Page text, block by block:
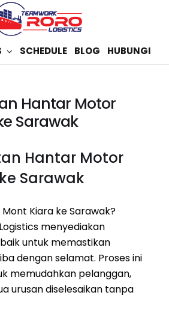
SCHEDULE BLOG HUBUNGI
Hantar Motor
Sarawak
Hantar Motor
Sarawak
Kiara ke Sarawak?
menyediakan
untuk memastikan
dengan selamat. Proses ini
memudahkan pelanggan,
urusan diselesaikan tanpa